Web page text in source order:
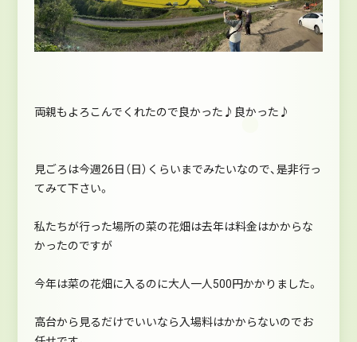
両親もよろこんでくれたので良かった♪良かった♪
見ごろは今週26日（日）くらいまでみたいなので、是非行っ
てみて下さい。
私たちが行った場所の菜の花畑は去年は料金はかからな
かったのですが
今年は菜の花畑に入るのに大人一人500円かかりました。
高台から見るだけでいいなら入場料はかからないのでお